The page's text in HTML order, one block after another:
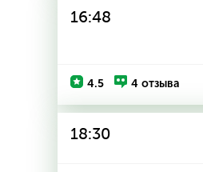
16:48
4.5 4 отзыва
18:30